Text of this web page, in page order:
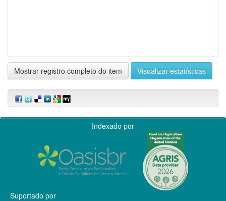
Mostrar registro completo do item Visualizar estatísticas
Indexado por
Suportado por